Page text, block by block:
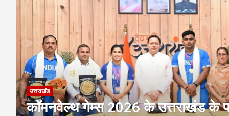
उत्तराखंड
अवैध प्लाटिंग-निर्माण पर एमडीडीए की बड़ी